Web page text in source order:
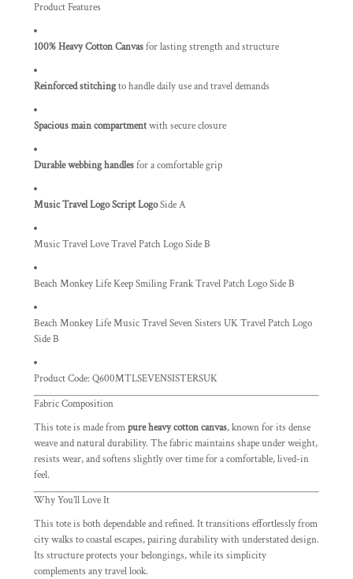
Product Features
100% Heavy Cotton Canvasfor lasting strength and structure
Reinforced stitchingto handle daily use and travel demands
Spacious main compartmentwith secure closure
Durable webbing handlesfor a comfortable grip
Music Travel Logo Script LogoSide A
Music Travel Love Travel Patch Logo Side B
Beach Monkey Life Keep Smiling Frank Travel Patch Logo Side B
Beach Monkey Life Music Travel Seven Sisters UK Travel Patch Logo
Side B
Product Code: Q600MTLSEVENSISTERSUK
Fabric Composition
This tote is made frompure heavy cotton canvas, known for its dense
weave and natural durability. The fabric maintains shape under weight,
resists wear, and softens slightly over time for a comfortable, lived-in
feel.
Why You’ll Love It
This tote is both dependable and refined. It transitions effortlessly from
city walks to coastal escapes, pairing durability with understated design.
Its structure protects your belongings, while its simplicity
complements any travel look.